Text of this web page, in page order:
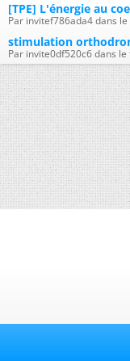
[TPE] L'énergie au
Par invitef786ada4 dans
stimulation
Par invite0df520c6 dans